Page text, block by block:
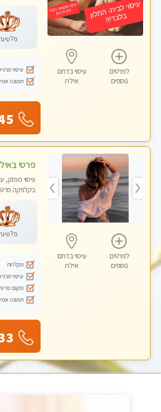
לפרטים
נוספים
עיסוי בדרום
אילת
עיסוי
תמונה
לפרטים
נוספים
עיסוי בדרום
אילת
עיסוי מפנק,
בקלניקה
מקלחת
עיסוי
מקום פרטי
תמונה